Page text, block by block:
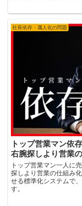
社長依存・属人化の問題
トップ営業マン依
右腕探しより営業
トップ営業マン一人に
探しより営業の仕組み
せる標準化システムで
す。